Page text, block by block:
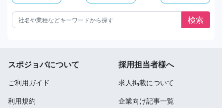
スポジョバについて
ご利用ガイド
利用規約
採用担当者様へ
求人掲載について
企業向け記事一覧